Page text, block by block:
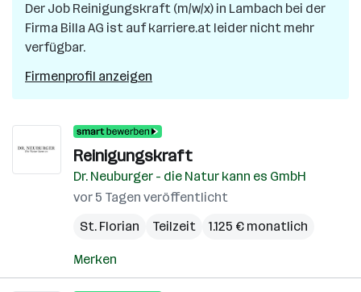
in
Der Job Reinigungskraft (m/w/x) in Lambach bei der
Firma Billa AG ist auf karriere.at leider nicht mehr
verfügbar.
Firmenprofil anzeigen
Reinigungskraft
Dr. Neuburger - die Natur kann es GmbH
vor 5 Tagen veröffentlicht
St. Florian
Teilzeit 1.125 € monatlich
Merken